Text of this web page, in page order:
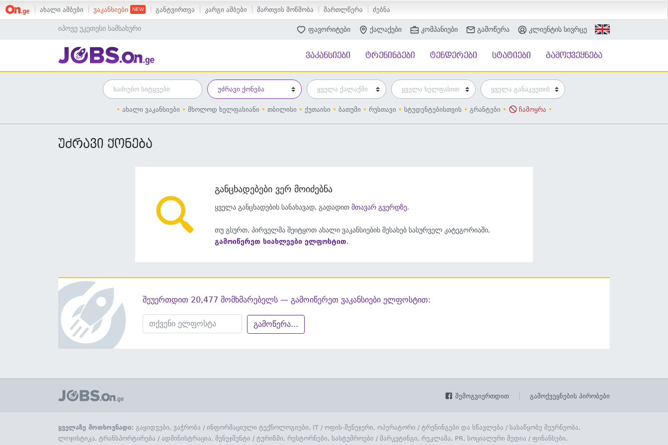
ახალი ამბები ვაკანსიები განტვირთვა კარგი ამბები მართვის მოწმობა მართლწერა ძებნა
იპოვე უკეთესი სამსახური ფავორიტები ქალაქები კომპანიები გამოწერა კლიენტის სივრცე
ვაკანსიები ტრენინგები ტენდერები სტატიები გამოქვეყნება
ახალი ვაკანსიები მხოლოდ ხელფასიანი თბილისი ქუთაისი ბათუმი რუსთავი სტუდენტებისთვის გრანტები ჩამოყრა
უძრავი ქონება
განცხადებები ვერ მოიძებნა
ყველა განცხადების სანახავად, გადადით მთავარ გვერდზე.
თუ გსურთ, პირველმა შეიტყოთ ახალი ვაკანსიების შესახებ სასურველ კატეგორიაში,
გამოიწერეთ სიახლეები ელფოსტით.
შეუერთდით 20,477 მომხმარებელს — გამოიწერეთ ვაკანსიები ელფოსტით:
გამოწერა...
შემოგვიერთდით გამოქვეყნების პირობები
ყველაზე მოთხოვნადი: გაყიდვები, ვაჭრობა / ინფორმაციული ტექნოლოგიები, IT / ოფის-მენეჯერი, ოპერატორი / ტრენინგები და სწავლება / სასაწყობე მეურნეობა,
ლოჯისტიკა, ტრანსპორტირება / ადმინისტრაცია, მენეჯმენტი / ტურიზმი, რესტორნები, სასტუმროები / მარკეტინგი, რეკლამა, PR, სოციალური მედია / ფინანსები,